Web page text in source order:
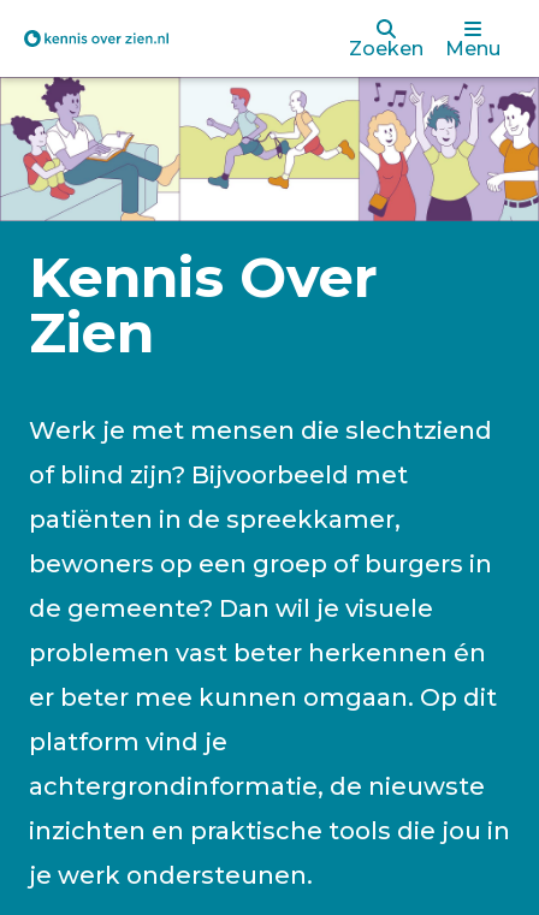
Overslaan
naar
de
inhoud
Zoeken Menu
Kennis Over
Zien
Werk je met mensen die slechtziend
of blind zijn? Bijvoorbeeld met
patiënten in de spreekkamer,
bewoners op een groep of burgers in
de gemeente? Dan wil je visuele
problemen vast beter herkennen én
er beter mee kunnen omgaan. Op dit
platform vind je
achtergrondinformatie, de nieuwste
inzichten en praktische tools die jou in
je werk ondersteunen.